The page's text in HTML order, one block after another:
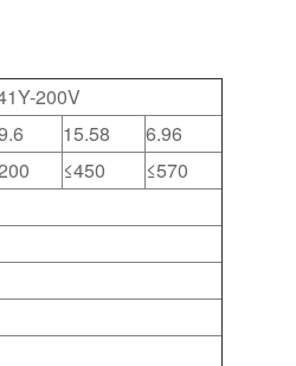
200V
15.58
6.96
≤450
≤570